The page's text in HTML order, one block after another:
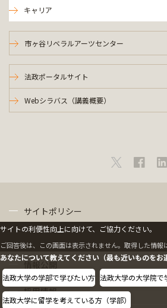
キャリア
市ヶ谷リベラルアーツセンター
法政ポータルサイト
Webシラバス（講義概要）
サイトポリシー
情報公開
採用情報
サイトの利便性向上に向けて、ご協力ください。
ご回答後は、この画面は表示されません。取得した情報
あなたについて教えてください（最も近いものをお
法政大学の学部で学びたい方 法政大学の大学院で
法政大学に留学を考えている方（学部）